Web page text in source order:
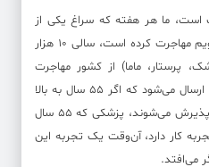
ما هر هفته که سراغ یکی از
همکاران را می‌گیریم با خبر می‌شویم مهاجرت کرده است، سالی ۱۰ هزار
پرستار، ماما) از کشور مهاجرت
می‌کنند. الان برای پزشکان پیامک ارسال می‌شود که اگر ۵۵ سال به بالا
نداشته باشند به راحتی در آلمان پذیرش می‌شوند، پزشکی که ۵۵ سال
تقریباً ۲۰ سال تجربه کار دارد، آن‌وقت یک تجربه این
می‌افتد.